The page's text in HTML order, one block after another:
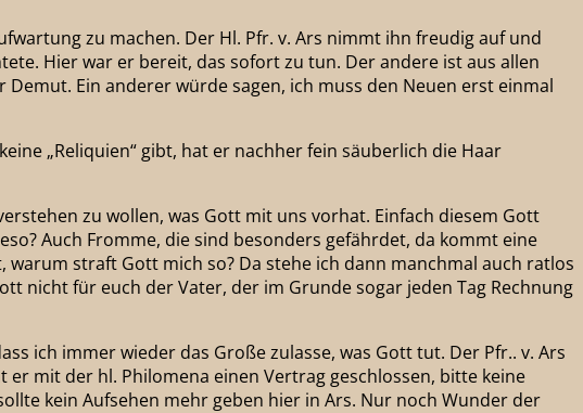
zu machen. Der Hl. Pfr. v. Ars nimmt ihn freudig auf und
Hier war er bereit, das sofort zu tun. Der andere ist aus allen
Ein anderer würde sagen, ich muss den Neuen erst einmal
„Reliquien“ gibt, hat er nachher fein säuberlich die Haar
zu wollen, was Gott mit uns vorhat. Einfach diesem Gott
Auch Fromme, die sind besonders gefährdet, da kommt eine
straft Gott mich so? Da stehe ich dann manchmal auch ratlos
nicht für euch der Vater, der im Grunde sogar jeden Tag Rechnung
ich immer wieder das Große zulasse, was Gott tut. Der Pfr.. v. Ars
mit der hl. Philomena einen Vertrag geschlossen, bitte keine
kein Aufsehen mehr geben hier in Ars. Nur noch Wunder der